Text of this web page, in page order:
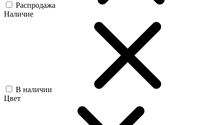
Распродажа
Наличие
В наличии
Цвет